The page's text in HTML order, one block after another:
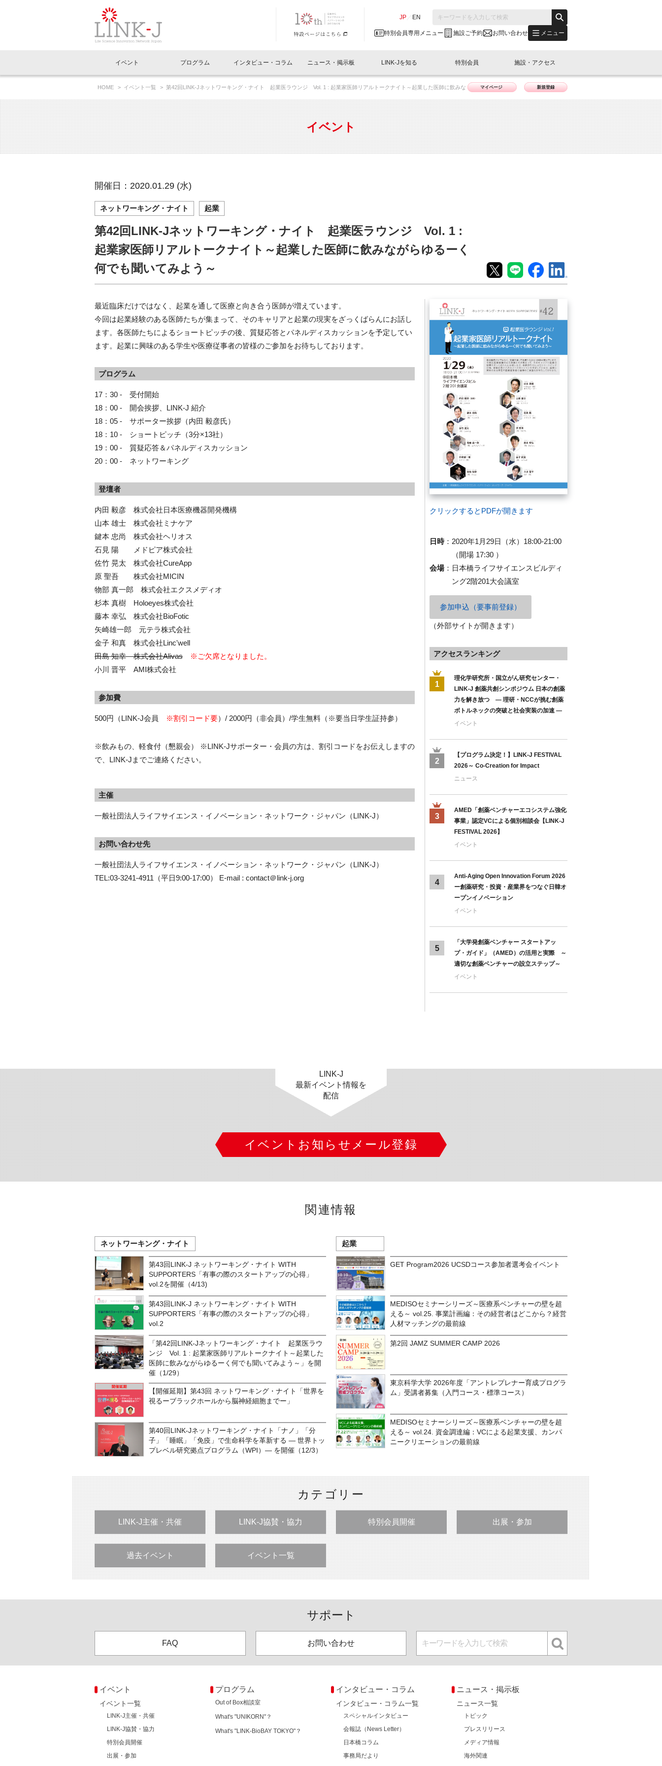
JP EN
特別会員専用メニュー 施設ご予約 お問い合わせ メニュー
イベントお知らせメール登録
閉じる
イベント
イベント一覧
LINK-J主催・共催 特別会員開催
LINK-J協賛・協力 出展・参加
イベントレポート一覧
LINK-J主催・共催 特別会員開催
LINK-J協賛・協力 出展・参加
プログラム
Out of Box相談室 What's "UNIKORN"？ What's "LINK-BioBAY TOKYO"？
インタビュー・コラム
インタビュー・コラム一覧
スペシャルインタビュー ベンチャーインタビュー 会報誌 (News Letter)
連載コラム サポーターコラム 日本橋コラム
ニュース・掲示板
ニュース一覧
トピック プレスリリース
メディア情報 海外関連
協賛・協力
人と情報の交流掲示板一覧
会員プレスリリース ニュース・事業紹介
募集 イベント
LINK-Jを知る
理事長挨拶 Why in Nihonbashi What’s LINK-J WEST
国内外連携 サポーター紹介 事業内容
組織概要 パンフレット GTB日本橋エリアについて
特別会員
特別会員一覧 特別会員について 入会申し込み
専用メニューはこちら
施設・アクセス
ラウンジ・会議室 オフィス・ラボ 施設ご予約
アクセス
HOME イベント一覧
第42回LINK-Jネットワーキング・ナイト 起業医ラウンジ Vol. 1 : 起業家医師リアルトークナイト～起業した医師に飲みな
マイページ 新規登録
イベント
開催日：2020.01.29 (水)
ネットワーキング・ナイト 起業
第42回LINK-Jネットワーキング・ナイト 起業医ラウンジ Vol. 1 :
起業家医師リアルトークナイト～起業した医師に飲みながらゆるーく
何でも聞いてみよう～
最近臨床だけではなく、起業を通して医療と向き合う医師が増えています。
今回は起業経験のある医師たちが集まって、そのキャリアと起業の現実をざっくばらんにお話し
ます。各医師たちによるショートピッチの後、質疑応答とパネルディスカッションを予定してい
ます。起業に興味のある学生や医療従事者の皆様のご参加をお待ちしております。
プログラム
17：30 - 受付開始
18：00 - 開会挨拶、LINK-J 紹介
18：05 - サポーター挨拶（内田 毅彦氏）
18：10 - ショートピッチ（3分×13社）
19：00 - 質疑応答＆パネルディスカッション
20：00 - ネットワーキング
登壇者
内田 毅彦 株式会社日本医療機器開発機構
山本 雄士 株式会社ミナケア
鍵本 忠尚 株式会社ヘリオス
石見 陽 メドピア株式会社
佐竹 晃太 株式会社CureApp
原 聖吾 株式会社MICIN
物部 真一郎 株式会社エクスメディオ
杉本 真樹 Holoeyes株式会社
藤本 幸弘 株式会社BioFotic
矢崎雄一郎 元テラ株式会社
金子 和真 株式会社Linc'well
田島 知幸 株式会社Alivas
※ご欠席となりました。
小川 晋平 AMI株式会社
参加費
500円（LINK-J会員 ※割引コード要）/ 2000円（非会員）/学生無料（※要当日学生証持参）
※飲みもの、軽食付（懇親会） ※LINK-Jサポーター・会員の方は、割引コードをお伝えしますの
で、LINK-Jまでご連絡ください。
主催
一般社団法人ライフサイエンス・イノベーション・ネットワーク・ジャパン（LINK-J）
お問い合わせ先
一般社団法人ライフサイエンス・イノベーション・ネットワーク・ジャパン（LINK-J）
TEL:03-3241-4911（平日9:00-17:00） E-mail : contact＠link-j.org
クリックするとPDFが開きます
日時： 2020年1月29日（水）18:00-21:00
（開場 17:30 ）
会場： 日本橋ライフサイエンスビルディ
ング2階201大会議室
参加申込（要事前登録）
（外部サイトが開きます）
アクセスランキング
1
理化学研究所・国立がん研究センター・
LINK-J 創薬共創シンポジウム 日本の創薬
力を解き放つ ― 理研・NCCが挑む創薬
ボトルネックの突破と社会実装の加速 ―
イベント
2
【プログラム決定！】LINK-J FESTIVAL
2026～ Co-Creation for Impact
ニュース
3
AMED「創薬ベンチャーエコシステム強化
事業」認定VCによる個別相談会【LINK-J
FESTIVAL 2026】
イベント
4
Anti-Aging Open Innovation Forum 2026
ー創薬研究・投資・産業界をつなぐ日韓オ
ープンイノベーション
イベント
5
「大学発創薬ベンチャー スタートアッ
プ・ガイド」（AMED）の活用と実際 ～
適切な創薬ベンチャーの設立ステップ～
イベント
LINK-J
最新イベント情報を
配信
イベントお知らせメール登録
関連情報
ネットワーキング・ナイト
第43回LINK-J ネットワーキング・ナイト WITH
SUPPORTERS「有事の際のスタートアップの心得」
vol.2を開催（4/13)
第43回LINK-J ネットワーキング・ナイト WITH
SUPPORTERS「有事の際のスタートアップの心得」
vol.2
「第42回LINK-Jネットワーキング・ナイト 起業医ラウ
ンジ Vol. 1 : 起業家医師リアルトークナイト～起業した
医師に飲みながらゆるーく何でも聞いてみよう～」を開
催（1/29）
【開催延期】第43回 ネットワーキング・ナイト「世界を
視るーブラックホールから脳神経細胞までー」
第40回LINK-Jネットワーキング・ナイト「ナノ」「分
子」「睡眠」「免疫」で生命科学を革新する ― 世界トッ
プレベル研究拠点プログラム（WPI）― を開催（12/3）
起業
GET Program2026 UCSDコース参加者選考会イベント
MEDISOセミナーシリーズ～医療系ベンチャーの壁を超
える～ vol.25. 事業計画編：その経営者はどこから？経営
人材マッチングの最前線
第2回 JAMZ SUMMER CAMP 2026
東京科学大学 2026年度「アントレプレナー育成プログラ
ム」受講者募集（入門コース・標準コース）
MEDISOセミナーシリーズ～医療系ベンチャーの壁を超
える～ vol.24. 資金調達編：VCによる起業支援、カンパ
ニークリエーションの最前線
カテゴリー
LINK-J主催・共催 LINK-J協賛・協力 特別会員開催 出展・参加
過去イベント イベント一覧
サポート
FAQ お問い合わせ
イベント
イベント一覧
LINK-J主催・共催
LINK-J協賛・協力
特別会員開催
出展・参加
プログラム
Out of Box相談室
What's "UNIKORN"？
What's "LINK-BioBAY TOKYO"？
インタビュー・コラム
インタビュー・コラム一覧
スペシャルインタビュー
会報誌（News Letter）
日本橋コラム
事務局だより
ニュース・掲示板
ニュース一覧
トピック
プレスリリース
メディア情報
海外関連